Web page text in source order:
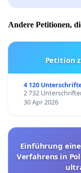
Andere Petitionen,
Petition
4 120
2 732
30 Apr 2026
Einführung
Verfahrens in